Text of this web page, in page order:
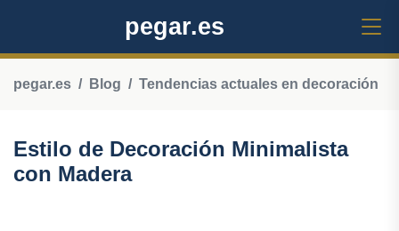
pegar.es
pegar.es Blog Tendencias actuales en decoración
Estilo de Decoración Minimalista
con Madera